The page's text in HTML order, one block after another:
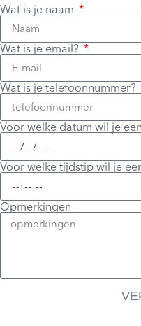
Wat is je naam
Wat is je email?
Wat is je telefoonnummer?
Voor welke datum wil je
Voor welke tijdstip wil je
Opmerkingen